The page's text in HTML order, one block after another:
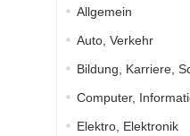
Allgemein
Auto, Verkehr
Bildung, Karriere,
Computer,
Elektro, Elektronik